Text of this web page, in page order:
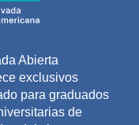
Abierta
exclusivos
para graduados
de